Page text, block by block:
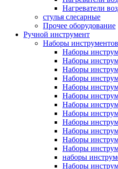
Нагреватели
стулья слесарные
Прочее оборудование
Ручной инструмент
Наборы инструментов
Наборы
Наборы
Наборы
Наборы
Наборы
Наборы
Наборы
Наборы
Наборы
Наборы
Наборы
Наборы
наборы
Наборы